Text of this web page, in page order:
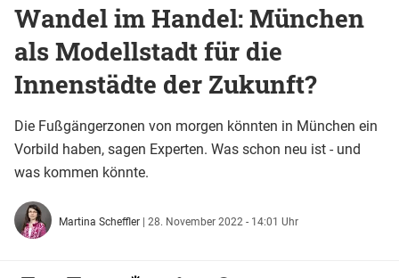
Wandel im Handel: München
als Modellstadt für die
Innenstädte der Zukunft?
Die Fußgängerzonen von morgen könnten in München ein
Vorbild haben, sagen Experten. Was schon neu ist - und
was kommen könnte.
Martina Scheffler | 28. November 2022 - 14:01 Uhr